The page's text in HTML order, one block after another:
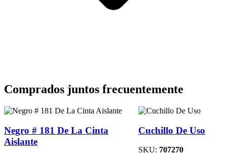
Comprados juntos frecuentemente
Negro # 181 De La Cinta
Aislante
Cuchillo De Uso
SKU: 707270